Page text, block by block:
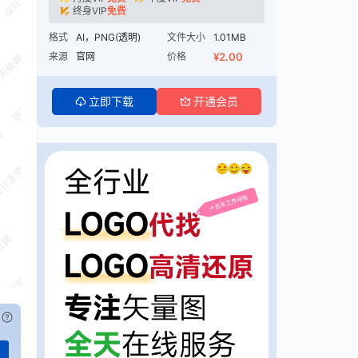
登录 或刷新
终身VIP免费
格式 AI，PNG(透明) 文件大小
1.01MB
来源
官网 价格 ¥2.00
立即下载 开通会员